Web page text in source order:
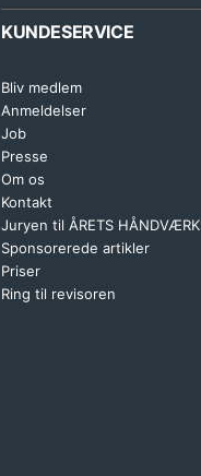
KUNDESERVICE
Bliv medlem
Anmeldelser
Job
Presse
Om os
Kontakt
Juryen til ÅRETS
Sponsorerede artikler
Priser
Ring til revisoren